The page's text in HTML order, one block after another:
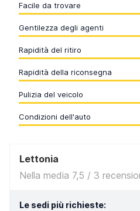
Facile da trovare
Gentilezza degli agenti
Rapidità del ritiro
Rapidità della riconsegna
Pulizia del veicolo
Condizioni dell'auto
Lettonia
Nella media 7,5 / 3
Le sedi più richieste: